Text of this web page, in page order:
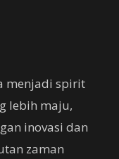
menjadi spirit
lebih maju,
inovasi dan
zaman